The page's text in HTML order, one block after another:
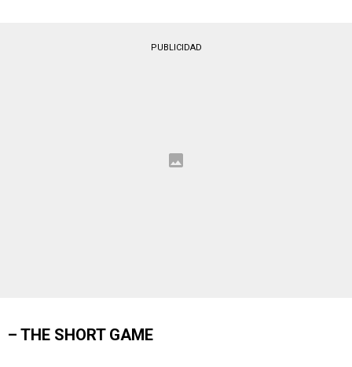
PUBLICIDAD
– THE SHORT GAME